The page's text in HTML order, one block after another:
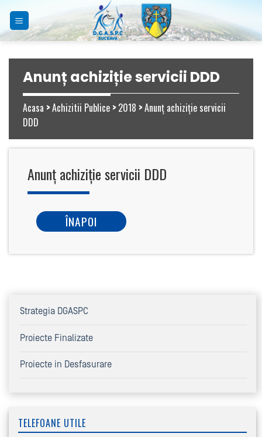
content
Anunț achiziție servicii DDD
Acasa >Achizitii Publice >2018 >Anunț achiziție servicii
DDD
Anunț achiziție servicii DDD
ÎNAPOI
Strategia DGASPC
Proiecte Finalizate
Proiecte in Desfasurare
TELEFOANE UTILE